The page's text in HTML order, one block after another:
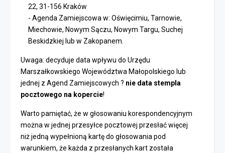
22, 31-156 Kraków
- Agenda Zamiejscowa w: Oświęcimiu, Tarnowie,
Miechowie, Nowym Sączu, Nowym Targu, Suchej
Beskidzkiej lub w Zakopanem.
Uwaga: decyduje data wpływu do Urzędu
Marszałkowskiego Województwa Małopolskiego lub
jednej z Agend Zamiejscowych ? nie data stempla
pocztowego na kopercie!
Warto pamiętać, że w głosowaniu korespondencyjnym
można w jednej przesyłce pocztowej przesłać więcej
niż jedną wypełnioną kartę do głosowania pod
warunkiem, że każda z przesłanych kart została